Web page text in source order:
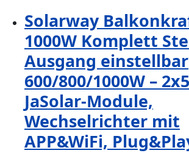
Solarway
1000W Komplett
Ausgang einstellbar
600/800/1000W –
JaSolar-Module,
Wechselrichter mit
APP&WiFi,